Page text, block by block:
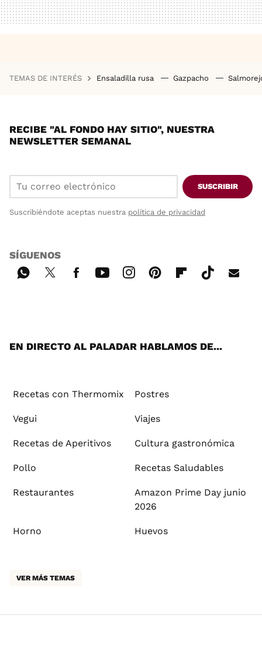
TEMAS DE INTERÉS Ensaladilla rusa Gazpacho
RECIBE "AL FONDO HAY SITIO", NUESTRA
NEWSLETTER SEMANAL
SUSCRIBIR
Suscribiéndote aceptas nuestra política de privacidad
SÍGUENOS
EN DIRECTO AL PALADAR HABLAMOS DE...
Recetas con Thermomix Postres
Vegui Viajes
Recetas de Aperitivos Cultura gastronómica
Pollo Recetas Saludables
Restaurantes
Amazon Prime Day junio
2026
Horno Huevos
VER MÁS TEMAS